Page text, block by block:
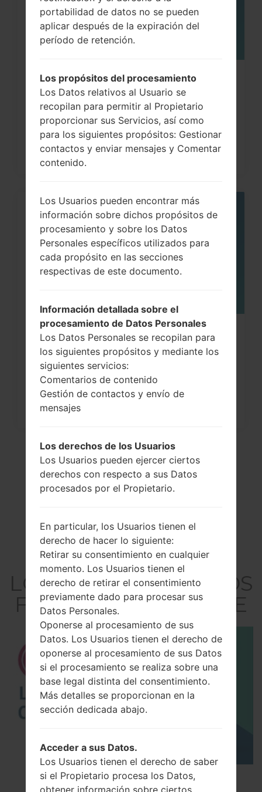
¿Cómo restablecer datos de fábrica
a través del código...
05
MAY
¿Cómo restablecer datos de fábrica
a través del menú...
El vídeo
LGK430DSF(LGK430DS
F) akaLG K10 Dual LTE
Los 5 principales Códigos Secretos para LG!
portabilidad de datos no se pueden
aplicar después de la expiración del
período de retención.
Los propósitos del procesamiento
Los Datos relativos al Usuario se
recopilan para permitir al Propietario
proporcionar sus Servicios, así como
para los siguientes propósitos: Gestionar
contactos y enviar mensajes y Comentar
contenido.
Los Usuarios pueden encontrar más
información sobre dichos propósitos de
procesamiento y sobre los Datos
Personales específicos utilizados para
cada propósito en las secciones
respectivas de este documento.
Información detallada sobre el
procesamiento de Datos Personales
Los Datos Personales se recopilan para
los siguientes propósitos y mediante los
siguientes servicios:
Comentarios de contenido
Gestión de contactos y envío de
mensajes
Los derechos de los Usuarios
Los Usuarios pueden ejercer ciertos
derechos con respecto a sus Datos
procesados por el Propietario.
En particular, los Usuarios tienen el
derecho de hacer lo siguiente:
Retirar su consentimiento en cualquier
momento. Los Usuarios tienen el
derecho de retirar el consentimiento
previamente dado para procesar sus
Datos Personales.
Oponerse al procesamiento de sus
Datos. Los Usuarios tienen el derecho de
oponerse al procesamiento de sus Datos
si el procesamiento se realiza sobre una
base legal distinta del consentimiento.
Más detalles se proporcionan en la
sección dedicada abajo.
Acceder a sus Datos.
Los Usuarios tienen el derecho de saber
si el Propietario procesa los Datos,
obtener información sobre ciertos